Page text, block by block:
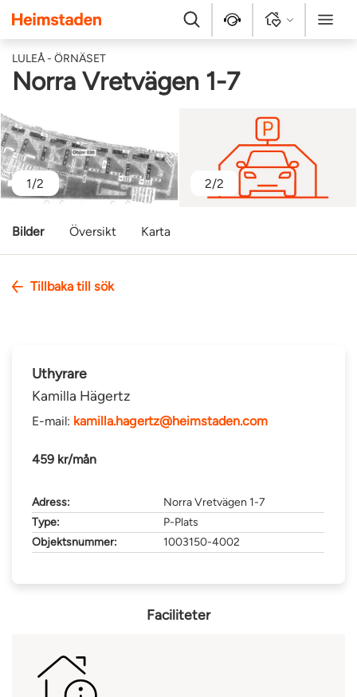
Heimstaden
Sök Kontakt Logga in Meny
LULEÅ - ÖRNÄSET
Norra Vretvägen 1-7
1/2 2/2
Bilder Översikt Karta
Tillbaka till sök
Uthyrare
Kamilla Hägertz
E-mail: kamilla.hagertz@heimstaden.com
459 kr/mån
Adress:
Norra Vretvägen 1-7
Type:
P-Plats
Objektsnummer:
1003150-4002
Faciliteter